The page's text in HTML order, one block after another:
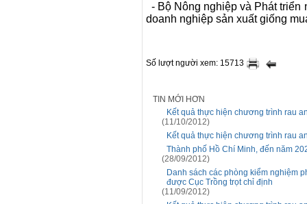
- Bộ Nông nghiệp và Phát triển
doanh nghiệp sản xuất giống
Số lượt người xem: 15713
TIN MỚI HƠN
Kết quả thực hiện chương trình rau
(11/10/2012)
Kết quả thực hiện chương trình rau
Thành phố Hồ Chí Minh, đến năm
(28/09/2012)
Danh sách các phòng kiểm nghiệm
được Cục Trồng trọt chỉ định
(11/09/2012)